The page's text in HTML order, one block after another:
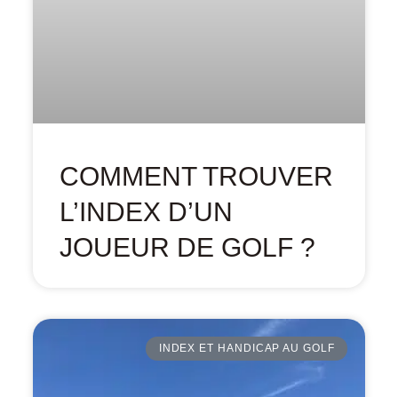
COMMENT TROUVER
L’INDEX D’UN
JOUEUR DE GOLF ?
INDEX ET HANDICAP AU GOLF